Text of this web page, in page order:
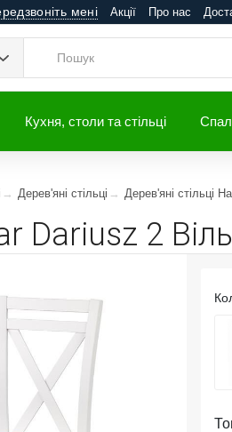
мені Акції Про нас
Кухня, столи та стільці
Дерев'яні стільці Дерев'яні стільці
Dariusz 2